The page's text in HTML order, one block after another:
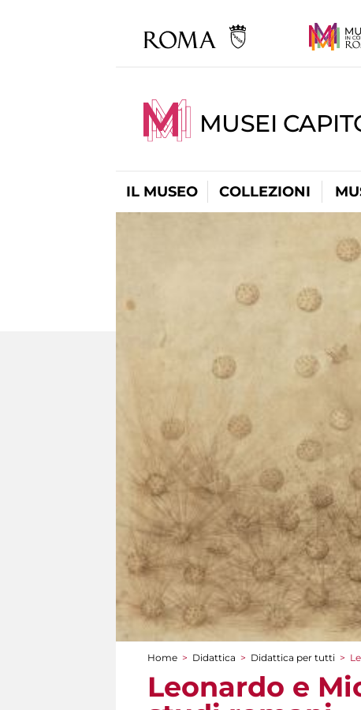
MUSEI
IL MUSEO COLLEZIONI
Tu sei qui
Home > Didattica > Didattica per tutti >
Leonardo e